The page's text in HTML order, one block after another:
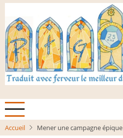
Aller
contenu
principal
Accueil Mener une campagne épique